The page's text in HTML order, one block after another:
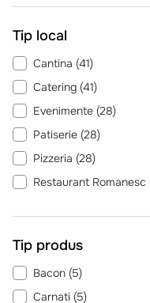
Tip local
Cantina (41)
Catering (41)
Evenimente (28)
Patiserie (28)
Pizzeria (28)
Restaurant Romanesc
41)
Tip produs
Bacon (5)
Carnati (5)